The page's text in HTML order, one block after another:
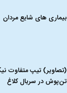
بیماری‌ های شایع مردان
(تصاویر) تیپ متفاوت
تن‌پوش در سریال کلاغ